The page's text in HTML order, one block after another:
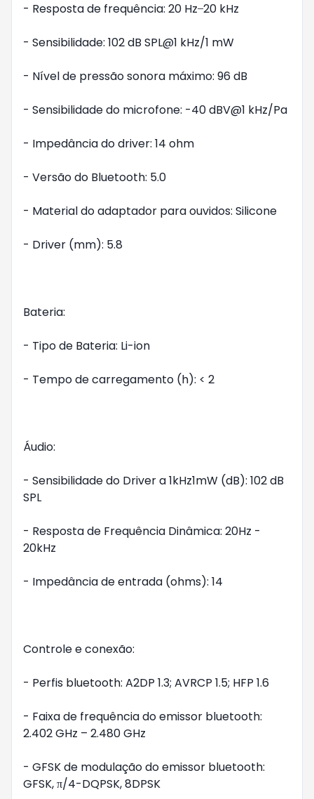
- Resposta de frequência: 20 Hz ̶ 20 kHz
- Sensibilidade: 102 dB SPL@1 kHz/1 mW
- Nível de pressão sonora máximo: 96 dB
- Sensibilidade do microfone: -40 dBV@1 kHz/Pa
- Impedância do driver: 14 ohm
- Versão do Bluetooth: 5.0
- Material do adaptador para ouvidos: Silicone
- Driver (mm): 5.8
Bateria:
- Tipo de Bateria: Li-ion
- Tempo de carregamento (h): < 2
Áudio:
- Sensibilidade do Driver a 1kHz1mW (dB): 102 dB
SPL
- Resposta de Frequência Dinâmica: 20Hz -
20kHz
- Impedância de entrada (ohms): 14
Controle e conexão:
- Perfis bluetooth: A2DP 1.3; AVRCP 1.5; HFP 1.6
- Faixa de frequência do emissor bluetooth:
2.402 GHz – 2.480 GHz
- GFSK de modulação do emissor bluetooth:
GFSK, π/4-DQPSK, 8DPSK